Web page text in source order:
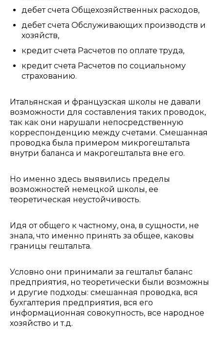
дебет счета Общехозяйственных расходов,
дебет счета Обслуживающих производств и
хозяйств,
кредит счета Расчетов по оплате труда,
кредит счета Расчетов по социальному
страхованию.
Итальянская и французская школы не давали
возможности для составления таких проводок,
так как они нарушали непосредственную
корреспонденцию между счетами. Смешанная
проводка была примером микрогештальта
внутри баланса и макрогештальта вне его.
Но именно здесь выявились пределы
возможностей немецкой школы, ее
теоретическая неустойчивость.
Идя от общего к частному, она, в сущности, не
знала, что именно принять за общее, каковы
границы гештальта.
Условно они принимали за гештальт баланс
предприятия, но теоретически были возможны
и другие подходы: смешанная проводка, вся
бухгалтерия предприятия, вся его
информационная совокупность, все народное
хозяйство и т.д.